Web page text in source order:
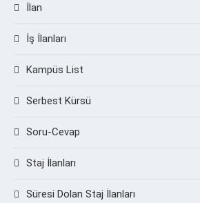
İlan
İş İlanları
Kampüs List
Serbest Kürsü
Soru-Cevap
Staj İlanları
Süresi Dolan Staj İlanları